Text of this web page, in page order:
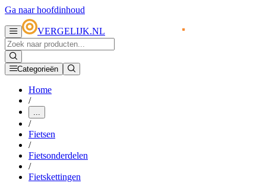
Ga naar hoofdinhoud
VERGELIJK.NL
Categorieën
Home
/
...
/
Fietsen
/
Fietsonderdelen
/
Fietskettingen